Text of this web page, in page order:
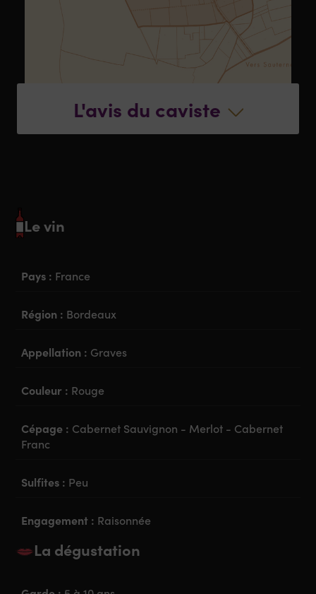
L'avis du caviste
Le vin
Pays : France
Région : Bordeaux
Appellation : Graves
Couleur : Rouge
Cépage : Cabernet Sauvignon - Merlot - Cabernet
Franc
Sulfites : Peu
Engagement : Raisonnée
La dégustation